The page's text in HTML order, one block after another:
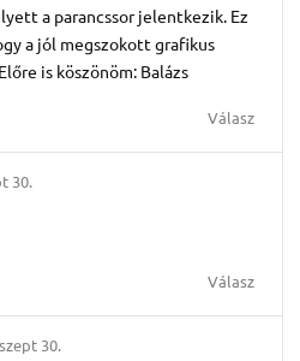
a parancssor jelentkezik. Ez
a jól megszokott grafikus
is köszönöm: Balázs
Válasz
30.
Válasz
30.